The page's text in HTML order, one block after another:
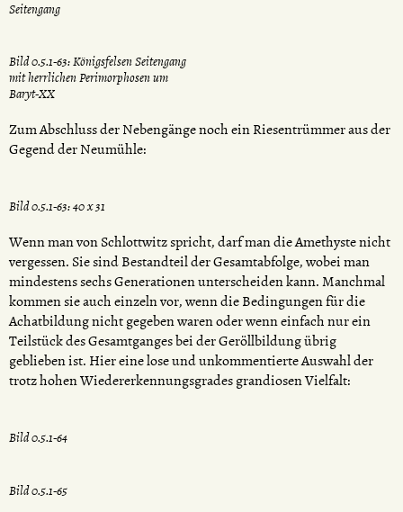
Seitengang
Bild 0.5.1-63: Königsfelsen Seitengang
mit herrlichen Perimorphosen um
Baryt-XX
Zum Abschluss der Nebengänge noch ein Riesentrümmer aus der
Gegend der Neumühle:
Bild 0.5.1-63: 40 x 31
Wenn man von Schlottwitz spricht, darf man die Amethyste nicht
vergessen. Sie sind Bestandteil der Gesamtabfolge, wobei man
mindestens sechs Generationen unterscheiden kann. Manchmal
kommen sie auch einzeln vor, wenn die Bedingungen für die
Achatbildung nicht gegeben waren oder wenn einfach nur ein
Teilstück des Gesamtganges bei der Geröllbildung übrig
geblieben ist. Hier eine lose und unkommentierte Auswahl der
trotz hohen Wiedererkennungsgrades grandiosen Vielfalt:
Bild 0.5.1-64
Bild 0.5.1-65